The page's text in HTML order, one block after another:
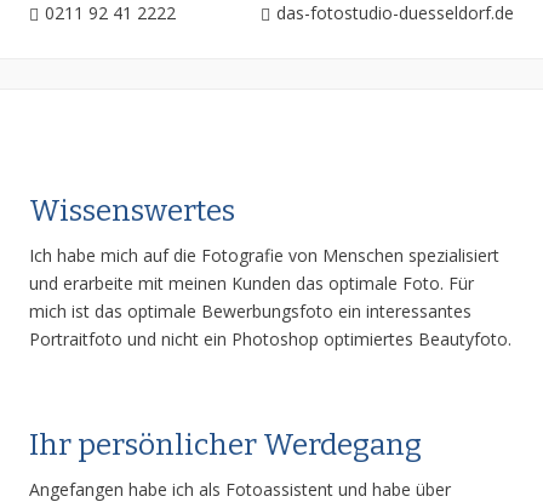
0211 92 41 2222 das-fotostudio-duesseldorf.de
Wissenswertes
Ich habe mich auf die Fotografie von Menschen spezialisiert
und erarbeite mit meinen Kunden das optimale Foto. Für
mich ist das optimale Bewerbungsfoto ein interessantes
Portraitfoto und nicht ein Photoshop optimiertes Beautyfoto.
Ihr persönlicher Werdegang
Angefangen habe ich als Fotoassistent und habe über